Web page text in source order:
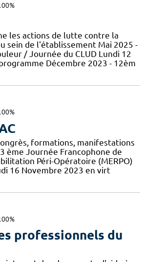
les actions de lutte contre la
sein de l'établissement Mai 2025 -
/ Journée du CLUD Lundi 12
Décembre 2023 - 12èm
formations, manifestations
ème Journée Francophone de
Péri-Opératoire (MERPO)
16 Novembre 2023 en virt
professionnels du